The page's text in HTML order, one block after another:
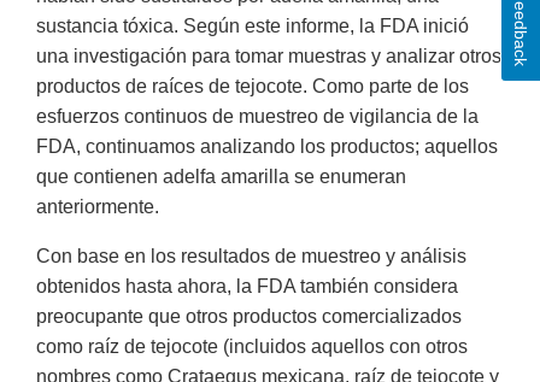
sustancia tóxica. Según este informe, la FDA inició
una investigación para tomar muestras y analizar otros
productos de raíces de tejocote. Como parte de los
esfuerzos continuos de muestreo de vigilancia de la
FDA, continuamos analizando los productos; aquellos
que contienen adelfa amarilla se enumeran
anteriormente.
Con base en los resultados de muestreo y análisis
obtenidos hasta ahora, la FDA también considera
preocupante que otros productos comercializados
como raíz de tejocote (incluidos aquellos con otros
nombres como Crataegus mexicana, raíz de tejocote y
Feedback